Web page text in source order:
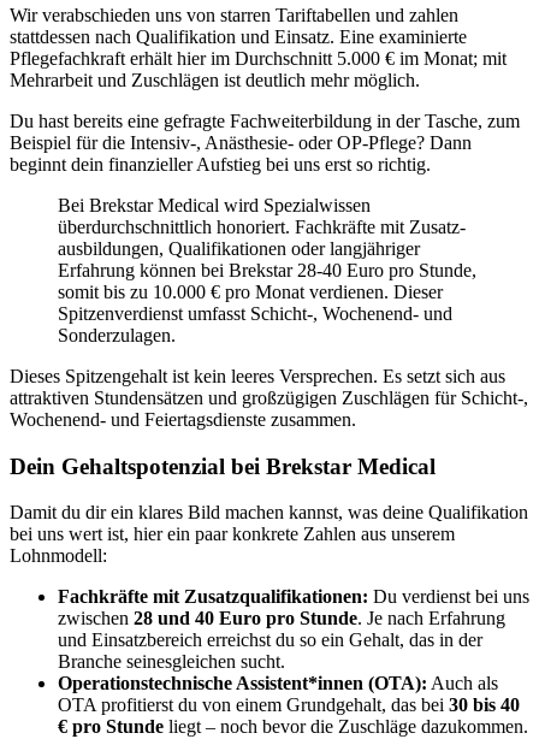
Wir verabschieden uns von starren Tariftabellen und zahlen
stattdessen nach Qualifikation und Einsatz. Eine examinierte
Pflegefachkraft erhält hier im Durchschnitt 5.000 € im Monat; mit
Mehrarbeit und Zuschlägen ist deutlich mehr möglich.
Du hast bereits eine gefragte Fachweiterbildung in der Tasche, zum
Beispiel für die Intensiv-, Anästhesie- oder OP-Pflege? Dann
beginnt dein finanzieller Aufstieg bei uns erst so richtig.
Bei Brekstar Medical wird Spezialwissen
überdurchschnittlich honoriert. Fachkräfte mit Zusatz­
ausbildungen, Qualifikationen oder langjähriger
Erfahrung können bei Brekstar 28-40 Euro pro Stunde,
somit bis zu 10.000 € pro Monat verdienen. Dieser
Spitzenverdienst umfasst Schicht‑, Wochenend‑ und
Sonderzulagen.
Dieses Spitzengehalt ist kein leeres Versprechen. Es setzt sich aus
attraktiven Stundensätzen und großzügigen Zuschlägen für Schicht-,
Wochenend- und Feiertagsdienste zusammen.
Dein Gehaltspotenzial bei Brekstar Medical
Damit du dir ein klares Bild machen kannst, was deine Qualifikation
bei uns wert ist, hier ein paar konkrete Zahlen aus unserem
Lohnmodell:
Fachkräfte mit Zusatzqualifikationen: Du verdienst bei uns
zwischen 28 und 40 Euro pro Stunde. Je nach Erfahrung
und Einsatzbereich erreichst du so ein Gehalt, das in der
Branche seinesgleichen sucht.
Operationstechnische Assistent*innen (OTA): Auch als
OTA profitierst du von einem Grundgehalt, das bei 30 bis 40
€ pro Stunde liegt – noch bevor die Zuschläge dazukommen.